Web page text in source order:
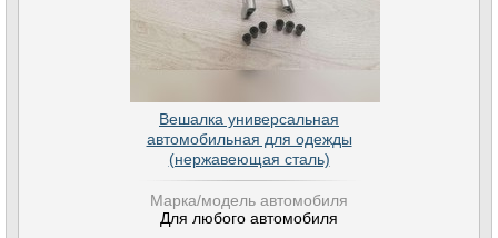
Вешалка универсальная
автомобильная для одежды
(нержавеющая сталь)
Марка/модель автомобиля
Для любого автомобиля